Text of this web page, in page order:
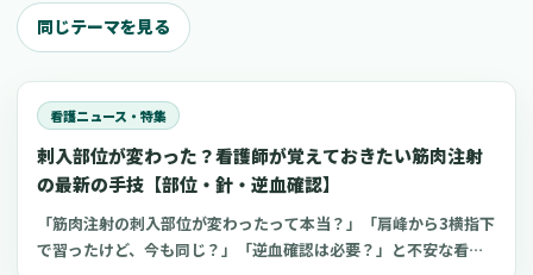
同じテーマを見る
看護ニュース・特集
刺入部位が変わった？看護師が覚えておきたい筋肉注射
の最新の手技【部位・針・逆血確認】
「筋肉注射の刺入部位が変わったって本当？」「肩峰から3横指下
で習ったけど、今も同じ？」「逆血確認は必要？」と不安な看護